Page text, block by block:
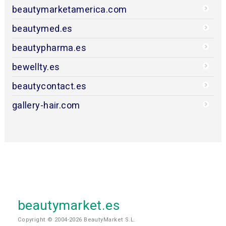
beautymarketamerica.com
beautymed.es
beautypharma.es
bewellty.es
beautycontact.es
gallery-hair.com
beautymarket.es
Copyright © 2004-2026 BeautyMarket S.L.